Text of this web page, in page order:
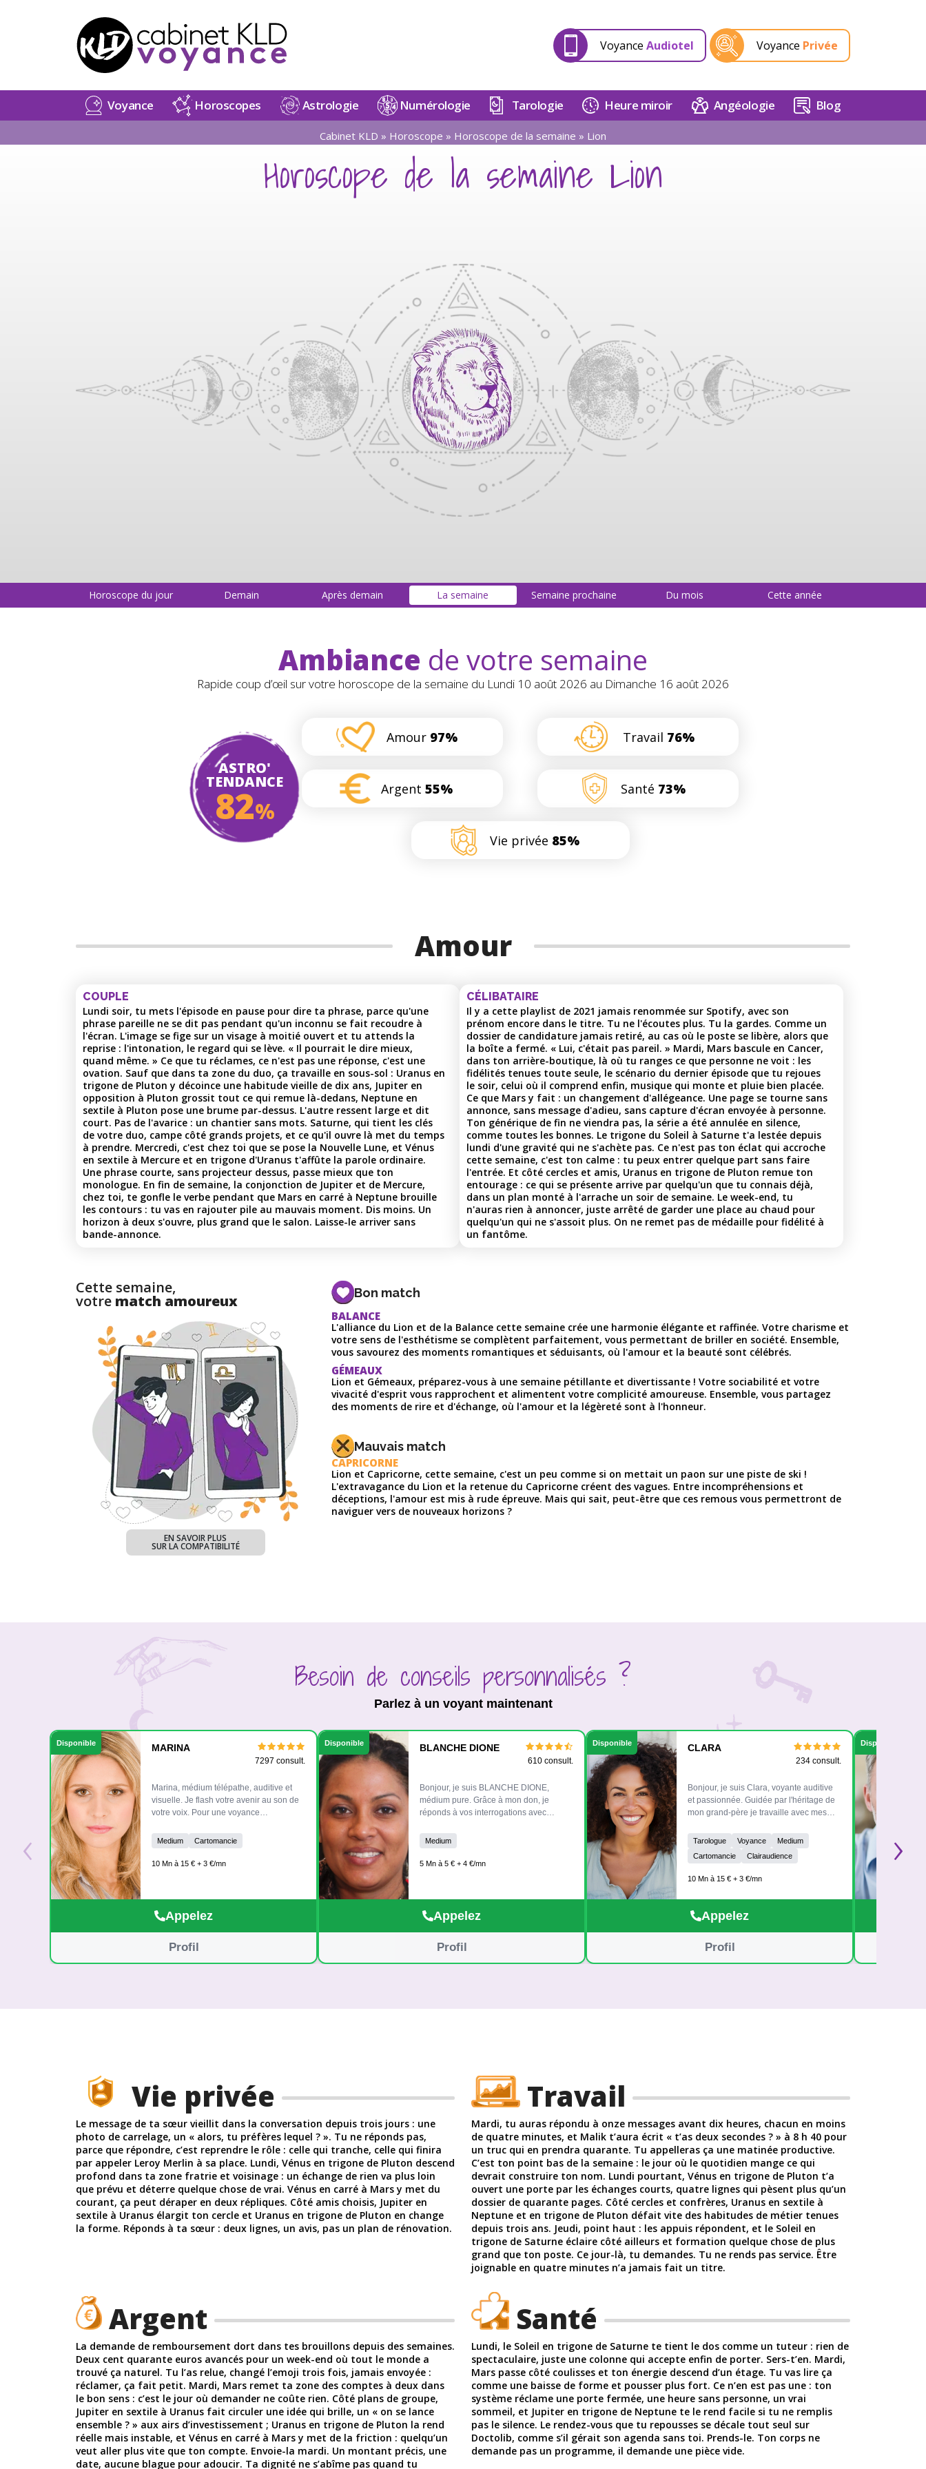
Voyance Audiotel Voyance Privée
Voyance Horoscopes Astrologie Numérologie Tarologie Heure miroir Angéologie Blog
Cabinet KLD » Horoscope » Horoscope de la semaine » Lion
Horoscope de la semaine Lion
Horoscope du jour Demain Après demain La semaine Semaine prochaine Du mois Cette année
Ambiance de votre semaine
Rapide coup d’œil sur votre horoscope de la semaine du Lundi 10 août 2026 au Dimanche 16 août 2026
ASTRO'
TENDANCE
82%
Amour97% Travail 76%
Argent 55% Santé 73%
Vie privée 85%
Amour
COUPLE
Lundi soir, tu mets l'épisode en pause pour dire ta phrase, parce qu'une
phrase pareille ne se dit pas pendant qu'un inconnu se fait recoudre à
l'écran. L'image se fige sur un visage à moitié ouvert et tu attends la
reprise : l'intonation, le regard qui se lève. « Il pourrait le dire mieux,
quand même. » Ce que tu réclames, ce n'est pas une réponse, c'est une
ovation. Sauf que dans ta zone du duo, ça travaille en sous-sol : Uranus en
trigone de Pluton y décoince une habitude vieille de dix ans, Jupiter en
opposition à Pluton grossit tout ce qui remue là-dedans, Neptune en
sextile à Pluton pose une brume par-dessus. L'autre ressent large et dit
court. Pas de l'avarice : un chantier sans mots. Saturne, qui tient les clés
de votre duo, campe côté grands projets, et ce qu'il ouvre là met du temps
à prendre. Mercredi, c'est chez toi que se pose la Nouvelle Lune, et Vénus
en sextile à Mercure et en trigone d'Uranus t'affûte la parole ordinaire.
Une phrase courte, sans projecteur dessus, passe mieux que ton
monologue. En fin de semaine, la conjonction de Jupiter et de Mercure,
chez toi, te gonfle le verbe pendant que Mars en carré à Neptune brouille
les contours : tu vas en rajouter pile au mauvais moment. Dis moins. Un
horizon à deux s'ouvre, plus grand que le salon. Laisse-le arriver sans
bande-annonce.
CÉLIBATAIRE
Il y a cette playlist de 2021 jamais renommée sur Spotify, avec son
prénom encore dans le titre. Tu ne l'écoutes plus. Tu la gardes. Comme un
dossier de candidature jamais retiré, au cas où le poste se libère, alors que
la boîte a fermé. « Lui, c'était pas pareil. » Mardi, Mars bascule en Cancer,
dans ton arrière-boutique, là où tu ranges ce que personne ne voit : les
fidélités tenues toute seule, le scénario du dernier épisode que tu rejoues
le soir, celui où il comprend enfin, musique qui monte et pluie bien placée.
Ce que Mars y fait : un changement d'allégeance. Une page se tourne sans
annonce, sans message d'adieu, sans capture d'écran envoyée à personne.
Ton générique de fin ne viendra pas, la série a été annulée en silence,
comme toutes les bonnes. Le trigone du Soleil à Saturne t'a lestée depuis
lundi d'une gravité qui ne s'achète pas. Ce n'est pas ton éclat qui accroche
cette semaine, c'est ton calme : tu peux entrer quelque part sans faire
l'entrée. Et côté cercles et amis, Uranus en trigone de Pluton remue ton
entourage : ce qui se présente arrive par quelqu'un que tu connais déjà,
dans un plan monté à l'arrache un soir de semaine. Le week-end, tu
n'auras rien à annoncer, juste arrêté de garder une place au chaud pour
quelqu'un qui ne s'assoit plus. On ne remet pas de médaille pour fidélité à
un fantôme.
Cette semaine,
votre match amoureux
EN SAVOIR PLUS
SUR LA COMPATIBILITÉ
Bon match
BALANCE
L'alliance du Lion et de la Balance cette semaine crée une harmonie élégante et raffinée. Votre charisme et
votre sens de l'esthétisme se complètent parfaitement, vous permettant de briller en société. Ensemble,
vous savourez des moments romantiques et séduisants, où l'amour et la beauté sont célébrés.
GÉMEAUX
Lion et Gémeaux, préparez-vous à une semaine pétillante et divertissante ! Votre sociabilité et votre
vivacité d'esprit vous rapprochent et alimentent votre complicité amoureuse. Ensemble, vous partagez
des moments de rire et d'échange, où l'amour et la légèreté sont à l'honneur.
Mauvais match
CAPRICORNE
Lion et Capricorne, cette semaine, c'est un peu comme si on mettait un paon sur une piste de ski !
L'extravagance du Lion et la retenue du Capricorne créent des vagues. Entre incompréhensions et
déceptions, l'amour est mis à rude épreuve. Mais qui sait, peut-être que ces remous vous permettront de
naviguer vers de nouveaux horizons ?
Besoin de conseils personnalisés ?
Parlez à un voyant maintenant
‹
Disponible MARINA
7297 consult.
Marina, médium télépathe, auditive et
visuelle. Je flash votre avenir au son de
votre voix. Pour une voyance
de l.être aimé je pratique la cartomancie
(oracle de belline…). La voyance n’est
pas une science exacte car le libre
certaines prédictions deviennent une
évidence que nous avons tous un destin.
Avec un réel don de naissance, je ferai
découvrir sans complaisance.
Medium Cartomancie
10 Mn à 15 € + 3 €/mn
Appelez
Profil
Disponible BLANCHE DIONE
610 consult.
Bonjour, je suis BLANCHE DIONE,
médium pure. Grâce à mon don, je
réponds à vos interrogations avec
consultations sont sans complaisance :
je préfère la vérité à de faux espoirs, car
seule une guidance authentique peut
réponses claires et efficaces. À tout de
suite, BLANCHE DIONE
Medium
5 Mn à 5 € + 4 €/mn
Appelez
Profil
Disponible CLARA
234 consult.
Bonjour, je suis Clara, voyante auditive
et passionnée. Guidée par l'héritage de
mon grand-père je travaille avec mes
transmets des guidances sincères et
bienveillantes, pour vous aider à y voir
plus clair. A bientôt pour une consultation
pleine de lumière. Clara
Tarologue Voyance
Medium
Cartomancie
Clairaudience
10 Mn à 15 € + 3 €/mn
Appelez
Profil
Disponible
›
Vie privée
Le message de ta sœur vieillit dans la conversation depuis trois jours : une
photo de carrelage, un « alors, tu préfères lequel ? ». Tu ne réponds pas,
parce que répondre, c’est reprendre le rôle : celle qui tranche, celle qui finira
par appeler Leroy Merlin à sa place. Lundi, Vénus en trigone de Pluton descend
profond dans ta zone fratrie et voisinage : un échange de rien va plus loin
que prévu et déterre quelque chose de vrai. Vénus en carré à Mars y met du
courant, ça peut déraper en deux répliques. Côté amis choisis, Jupiter en
sextile à Uranus élargit ton cercle et Uranus en trigone de Pluton en change
la forme. Réponds à ta sœur : deux lignes, un avis, pas un plan de rénovation.
Travail
Mardi, tu auras répondu à onze messages avant dix heures, chacun en moins
de quatre minutes, et Malik t’aura écrit « t’as deux secondes ? » à 8 h 40 pour
un truc qui en prendra quarante. Tu appelleras ça une matinée productive.
C’est ton point bas de la semaine : le jour où le quotidien mange ce qui
devrait construire ton nom. Lundi pourtant, Vénus en trigone de Pluton t’a
ouvert une porte par les échanges courts, quatre lignes qui pèsent plus qu’un
dossier de quarante pages. Côté cercles et confrères, Uranus en sextile à
Neptune et en trigone de Pluton défait vite des habitudes de métier tenues
depuis trois ans. Jeudi, point haut : les appuis répondent, et le Soleil en
trigone de Saturne éclaire côté ailleurs et formation quelque chose de plus
grand que ton poste. Ce jour-là, tu demandes. Tu ne rends pas service. Être
joignable en quatre minutes n’a jamais fait un titre.
Argent
La demande de remboursement dort dans tes brouillons depuis des semaines.
Deux cent quarante euros avancés pour un week-end où tout le monde a
trouvé ça naturel. Tu l’as relue, changé l’emoji trois fois, jamais envoyée :
réclamer, ça fait petit. Mardi, Mars remet ta zone des comptes à deux dans
le bon sens : c’est le jour où demander ne coûte rien. Côté plans de groupe,
Jupiter en sextile à Uranus fait circuler une idée qui brille, un « on se lance
ensemble ? » aux airs d’investissement ; Uranus en trigone de Pluton la rend
réelle mais instable, et Vénus en carré à Mars y met de la friction : quelqu’un
veut aller plus vite que ton compte. Envoie-la mardi. Un montant précis, une
date, aucune blague pour adoucir. Ta dignité ne s’abîme pas quand tu
Santé
Lundi, le Soleil en trigone de Saturne te tient le dos comme un tuteur : rien de
spectaculaire, juste une colonne qui accepte enfin de porter. Sers-t’en. Mardi,
Mars passe côté coulisses et ton énergie descend d’un étage. Tu vas lire ça
comme une baisse de forme et pousser plus fort. Ce n’en est pas une : ton
système réclame une porte fermée, une heure sans personne, un vrai
sommeil, et Jupiter en trigone de Neptune te le rend facile si tu ne remplis
pas le silence. Le rendez-vous que tu repousses se décale tout seul sur
Doctolib, comme s’il gérait son agenda sans toi. Prends-le. Ton corps ne
demande pas un programme, il demande une pièce vide.